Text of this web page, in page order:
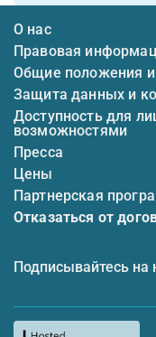
О нас
Правовая
Общие положения и
Защита данных и
Доступность для
возможностями
Пресса
Цены
Партнерская
Отказаться от
Подписывайтесь на